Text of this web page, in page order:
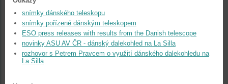
snímky dánského teleskopu
snímky pořízené dánským teleskopem
ESO press releases with results from the Danish telescope
novinky ASU AV ČR - dánský dalekohled na La Silla
rozhovor s Petrem Pravcem o využití dánského dalekohledu na
La Silla